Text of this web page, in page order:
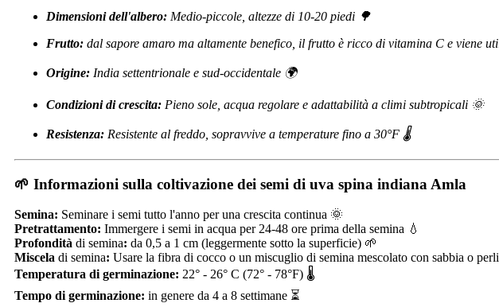
Dimensioni dell'albero: Medio-piccole, altezze di 10-20 piedi 🌳
Frutto: dal sapore amaro ma altamente benefico, il frutto è ricco di vitamina C e viene
Origine: India settentrionale e sud-occidentale 🌍
Condizioni di crescita: Pieno sole, acqua regolare e adattabilità a climi subtropicali 🌞
Resistenza: Resistente al freddo, sopravvive a temperature fino a 30°F 🌡️
🌱 Informazioni sulla coltivazione dei semi di uva spina indiana Amla
Semina: Seminare i semi tutto l'anno per una crescita continua 🌞
Pretrattamento: Immergere i semi in acqua per 24-48 ore prima della semina 💧
Profondità di semina: da 0,5 a 1 cm (leggermente sotto la superficie) 🌱
Miscela di semina: Usare la fibra di cocco o un miscuglio di semina mescolato con sabbia o
Temperatura di germinazione: 22° - 26° C (72° - 78°F) 🌡️
Tempo di germinazione: in genere da 4 a 8 settimane ⏳